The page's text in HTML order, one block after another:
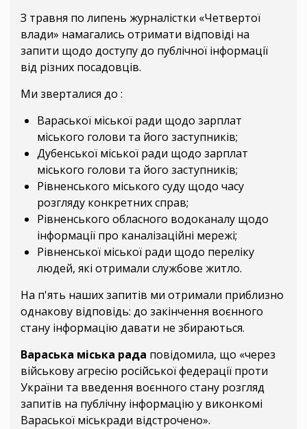
З травня по липень журналістки «Четвертої
влади» намагались отримати відповіді на
запити щодо доступу до публічної інформації
від різних посадовців.
Ми зверталися до :
Вараської міської ради щодо зарплат
міського голови та його заступників;
Дубенської міської ради щодо зарплат
міського голови та його заступників;
Рівненського міського суду щодо часу
розгляду конкретних справ;
Рівненського обласного водоканалу щодо
інформації про каналізаційні мережі;
Рівненської міської ради щодо переліку
людей, які отримали службове житло.
На п'ять наших запитів ми отримали приблизно
однакову відповідь: до закінчення воєнного
стану інформацію давати не збираються.
Вараська міська рада повідомила, що «через
військову агресію російської федерації проти
України та введення воєнного стану розгляд
запитів на публічну інформацію у виконкомі
Вараської міськради відстрочено».